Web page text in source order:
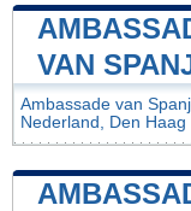
VAN
Ambassade van
Nederland, Den Haag